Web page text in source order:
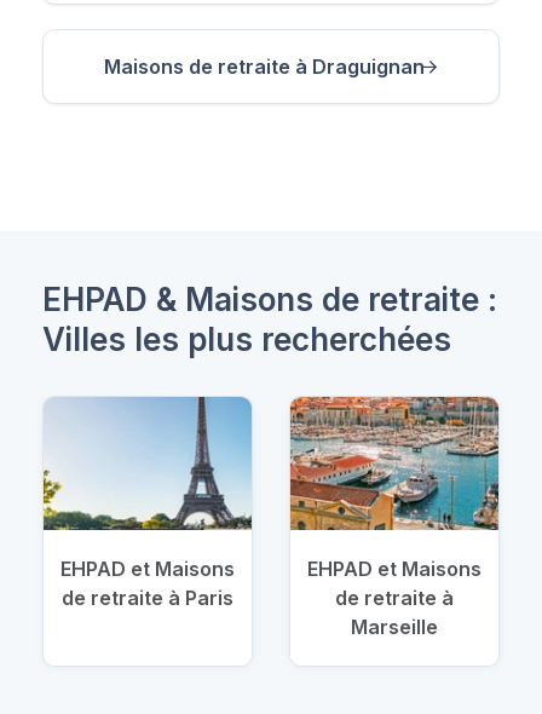
Maisons de retraite à Draguignan
EHPAD & Maisons de retraite :
Villes les plus recherchées
EHPAD et Maisons
de retraite à Paris
EHPAD et Maisons
de retraite à
Marseille